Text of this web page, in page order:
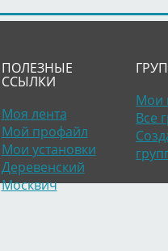
ПОЛЕЗНЫЕ
ССЫЛКИ
Моя лента
Мой профайл
Мои установки
Деревенский
Москвич
Мои
Все